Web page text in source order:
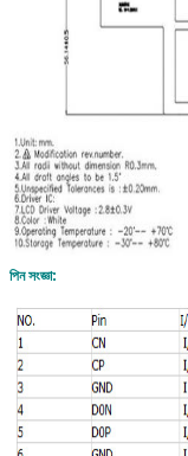
পিন সংজ্ঞা: